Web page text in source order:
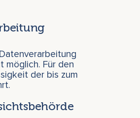
möglich. Für den
der bis zum